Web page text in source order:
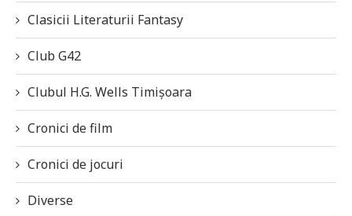
Clasicii Literaturii Fantasy
Club G42
Clubul H.G. Wells Timișoara
Cronici de film
Cronici de jocuri
Diverse